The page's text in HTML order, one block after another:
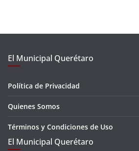
El Municipal Querétaro
Política de Privacidad
Quienes Somos
Términos y Condiciones de Uso
El Municipal Querétaro